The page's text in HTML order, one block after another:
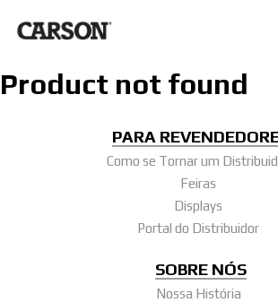
Product not found
PARA
Como se Tornar um
Feiras
Displays
Portal do Distribuidor
SOBRE NÓS
Nossa História